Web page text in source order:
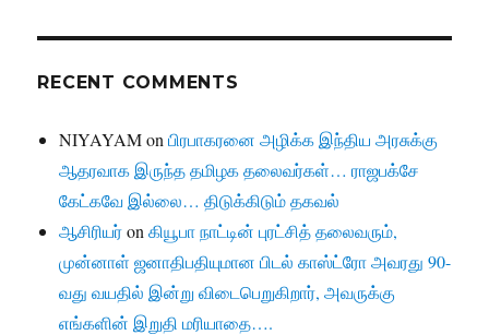
RECENT COMMENTS
NIYAYAMonபிரபாகரனை அழிக்க இந்திய அரசுக்கு
ஆதரவாக இருந்த தமிழக தலைவர்கள்… ராஜபக்சே
கேட்கவே இல்லை… திடுக்கிடும் தகவல்
ஆசிரியர்onகியூபா நாட்டின் புரட்சித் தலைவரும்,
முன்னாள் ஜனாதிபதியுமான பிடல் காஸ்ட்ரோ அவரது 90-
வது வயதில் இன்று விடைபெறுகிறார், அவருக்கு
எங்களின் இறுதி மரியாதை….